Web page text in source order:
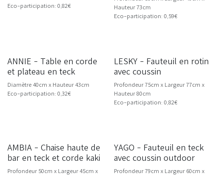
Eco-participation: 0,82€
Hauteur 73cm
Eco-participation: 0,59€
ANNIE - Table en corde
et plateau en teck
Diamètre 40cm x Hauteur 43cm
Eco-participation: 0,32€
LESKY - Fauteuil en rotin
avec coussin
Profondeur 75cm x Largeur 77cm x
Hauteur 80cm
Eco-participation: 0,82€
NOUVEAU
AMBIA - Chaise haute de
bar en teck et corde kaki
Profondeur 50cm x Largeur 45cm x
Livraison dès 10/26
YAGO - Fauteuil en teck
avec coussin outdoor
Profondeur 79cm x Largeur 60cm x